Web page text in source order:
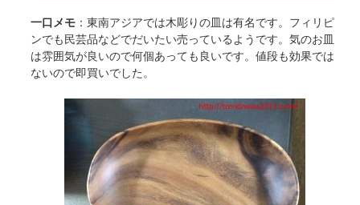
一口メモ ：東南アジアでは木彫りの皿は有名です。フィリピ
ンでも民芸品などでだいたい売っているようです。気のお皿
は雰囲気が良いので何個あっても良いです。値段も効果では
ないので即買いでした。